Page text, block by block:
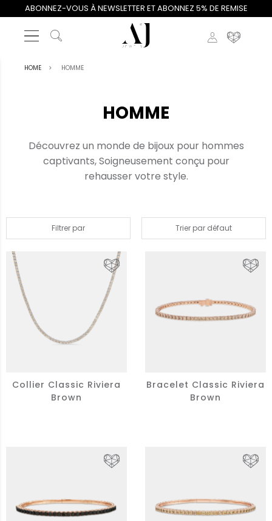
ABONNEZ-VOUS À NEWSLETTER ET ABONNEZ 5% DE REMISE
HOME HOMME
HOMME
Découvrez un monde de bijoux pour hommes
captivants, Soigneusement conçu pour
rehausser votre style.
Filtrer par Trier par défaut
Collier Classic Riviera
Brown
Bracelet Classic Riviera
Brown